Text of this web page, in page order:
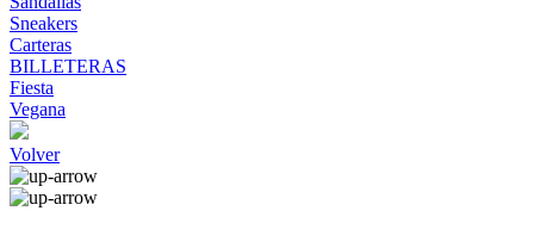
Sneakers
Carteras
BILLETERAS
Fiesta
Vegana
Volver